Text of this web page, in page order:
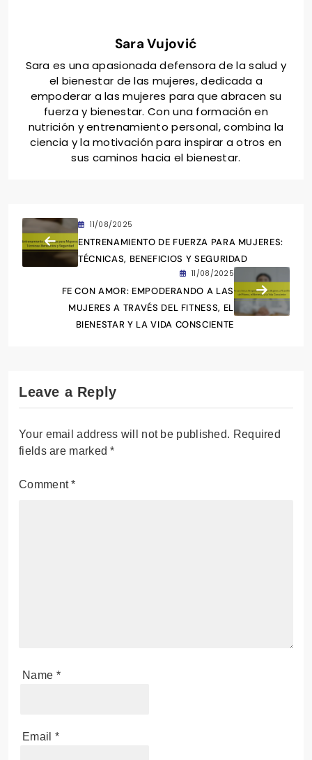
Sara Vujović
Sara es una apasionada defensora de la salud y
el bienestar de las mujeres, dedicada a
empoderar a las mujeres para que abracen su
fuerza y bienestar. Con una formación en
nutrición y entrenamiento personal, combina la
ciencia y la motivación para inspirar a otros en
sus caminos hacia el bienestar.
11/08/2025
ENTRENAMIENTO DE FUERZA PARA MUJERES:
TÉCNICAS, BENEFICIOS Y SEGURIDAD
11/08/2025
FE CON AMOR: EMPODERANDO A LAS
MUJERES A TRAVÉS DEL FITNESS, EL
BIENESTAR Y LA VIDA CONSCIENTE
Leave a Reply
Your email address will not be published. Required
fields are marked*
Comment*
Name *
Email *